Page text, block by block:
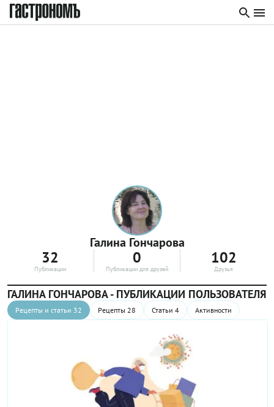
Галина Гончарова
32
Публикации
0
Публикации для друзей
102
Друзья
ГАЛИНА ГОНЧАРОВА - ПУБЛИКАЦИИ ПОЛЬЗОВАТЕЛЯ
Рецепты и статьи 32 Рецепты 28 Статьи 4 Активности